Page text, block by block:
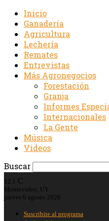
Inicio
Ganadería
Agricultura
Lechería
Remates
Entrevistas
Más Agronegocios
Forestación
Granja
Informes
Internacionales
La Gente
Música
Videos
Buscar
12.1 C
Montevideo, UY
jueves 6 agosto 2026
Suscribite al programa